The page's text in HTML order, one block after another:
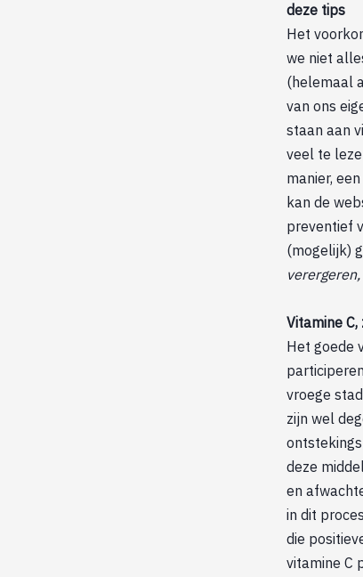
deze tips
Het
we niet
(helemaal
van ons
staan aan
veel te
manier,
kan de
preventief
(mogelijk)
Vitamine
Het goede
vroege
zijn wel
deze
en
in dit
die
vitamine C